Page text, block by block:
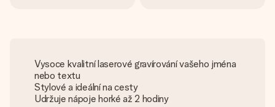
Vysoce kvalitní laserové gravírování vašeho jména
nebo textu
Stylové a ideální na cesty
Udržuje nápoje horké až 2 hodiny